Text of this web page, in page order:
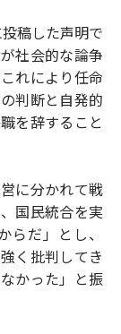
稿した声明で
社会的な論争
れにより任命
判断と自発的
を辞すること
に分かれて戦
国民統合を実
だ」とし、
く批判してき
かった」と振